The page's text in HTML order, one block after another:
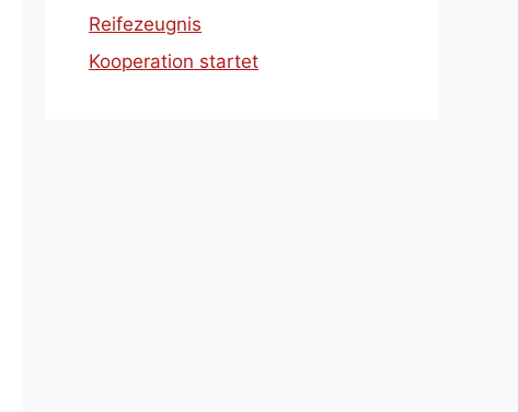
Reifezeugnis
Kooperation startet